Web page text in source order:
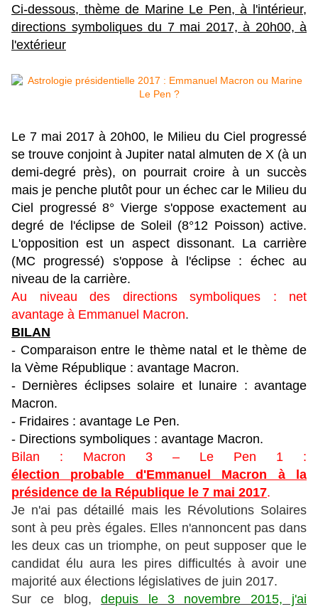
Ci-dessous, thème de Marine Le Pen, à l'intérieur,
directions symboliques du 7 mai 2017, à 20h00, à
l'extérieur
Le 7 mai 2017 à 20h00, le Milieu du Ciel progressé
se trouve conjoint à Jupiter natal almuten de X (à un
demi-degré près), on pourrait croire à un succès
mais je penche plutôt pour un échec car le Milieu du
Ciel progressé 8° Vierge s'oppose exactement au
degré de l'éclipse de Soleil (8°12 Poisson) active.
L'opposition est un aspect dissonant. La carrière
(MC progressé) s'oppose à l'éclipse : échec au
niveau de la carrière.
Au niveau des directions symboliques : net
avantage à Emmanuel Macron.
BILAN
- Comparaison entre le thème natal et le thème de
la Vème République : avantage Macron.
- Dernières éclipses solaire et lunaire : avantage
Macron.
- Fridaires : avantage Le Pen.
- Directions symboliques : avantage Macron.
Bilan : Macron 3 – Le Pen 1 :
élection
probable d'Emmanuel Macron à la
présidence de la République le 7 mai 2017.
Je n'ai pas détaillé mais les Révolutions Solaires
sont à peu près égales. Elles n'annoncent pas dans
les deux cas un triomphe, on peut supposer que le
candidat élu aura les pires difficultés à avoir une
majorité aux élections législatives de juin 2017.
Sur ce blog,depuis le 3 novembre 2015, j'ai